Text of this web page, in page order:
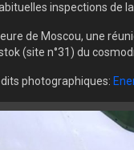
inspections de
de Moscou, une
(site n°31) du
photographiques: